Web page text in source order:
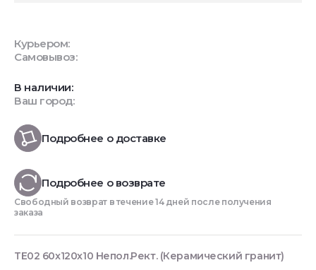
Курьером:
Самовывоз:
В наличии:
Ваш город:
Подробнее о доставке
Подробнее о возврате
Свободный возврат в течение 14 дней после получения
заказа
TE02 60x120x10 Непол.Рект. (Керамический гранит)